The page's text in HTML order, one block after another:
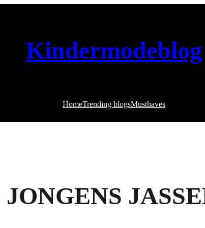
Kindermodeblog
HomeTrending blogsMusthaves